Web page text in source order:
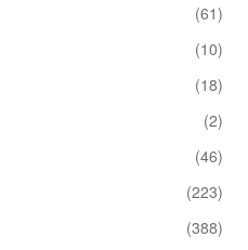
(61)
(10)
(18)
(2)
(46)
(223)
(388)